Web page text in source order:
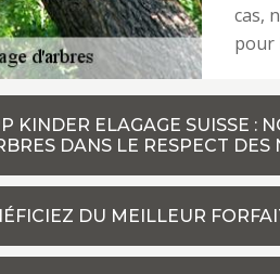
cas,
pour
KINDER ELAGAGE SUISSE :
DANS LE RESPECT DES
DU MEILLEUR